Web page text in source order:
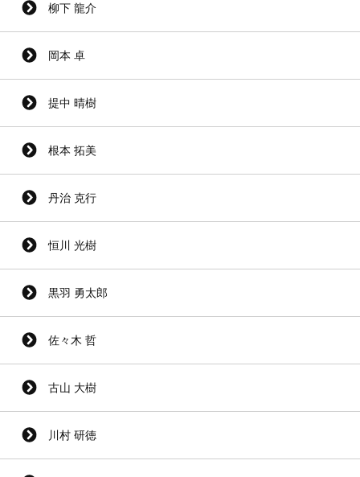
柳下 龍介
岡本 卓
提中 晴樹
根本 拓美
丹治 克行
恒川 光樹
黒羽 勇太郎
佐々木 哲
古山 大樹
川村 研徳